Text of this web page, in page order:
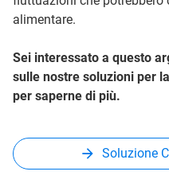
alimentare.
Sei interessato a questo
sulle nostre soluzioni per
per saperne di più.
Soluzione